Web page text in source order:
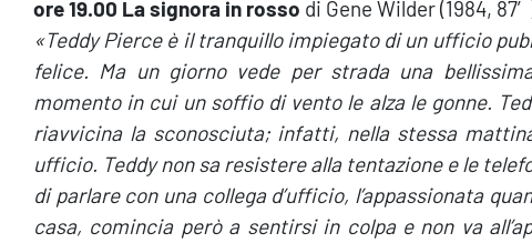
ore 19.00 La signora in rosso di Gene Wilder (1984,
«Teddy Pierce è il tranquillo impiegato di un ufficio
felice. Ma un giorno vede per strada una
momento in cui un soffio di vento le alza le gonne.
riavvicina la sconosciuta; infatti, nella stessa
ufficio. Teddy non sa resistere alla tentazione e le
di parlare con una collega d’ufficio, l’appassionata
casa, comincia però a sentirsi in colpa e non va